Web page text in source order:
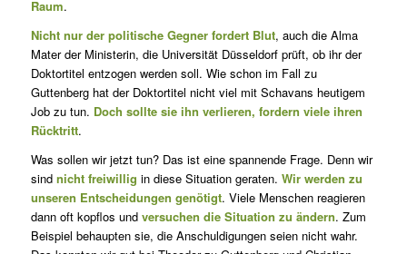
Raum.
Nicht nur der politische Gegner fordert Blut, auch die Alma
Mater der Ministerin, die Universität Düsseldorf prüft, ob ihr der
Doktortitel entzogen werden soll. Wie schon im Fall zu
Guttenberg hat der Doktortitel nicht viel mit Schavans heutigem
Job zu tun. Doch sollte sie ihn verlieren, fordern viele ihren
Rücktritt.
Was sollen wir jetzt tun? Das ist eine spannende Frage. Denn wir
sind nicht freiwillig in diese Situation geraten. Wir werden zu
unseren Entscheidungen genötigt. Viele Menschen reagieren
dann oft kopflos und versuchen die Situation zu ändern. Zum
Beispiel behaupten sie, die Anschuldigungen seien nicht wahr.